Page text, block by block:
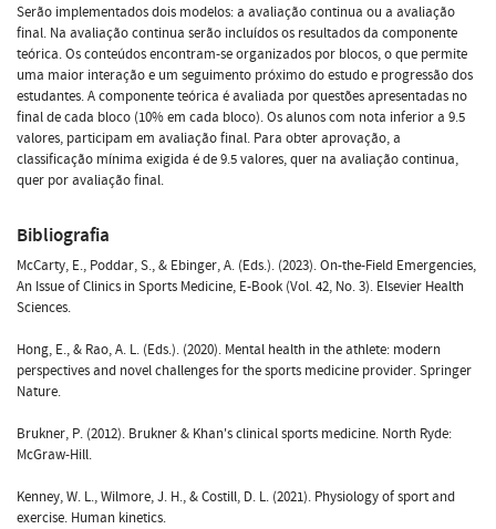
Serão implementados dois modelos: a avaliação continua ou a avaliação
final. Na avaliação continua serão incluídos os resultados da componente
teórica. Os conteúdos encontram-se organizados por blocos, o que permite
uma maior interação e um seguimento próximo do estudo e progressão dos
estudantes. A componente teórica é avaliada por questões apresentadas no
final de cada bloco (10% em cada bloco). Os alunos com nota inferior a 9.5
valores, participam em avaliação final. Para obter aprovação, a
classificação mínima exigida é de 9.5 valores, quer na avaliação continua,
quer por avaliação final.
Bibliografia
McCarty, E., Poddar, S., & Ebinger, A. (Eds.). (2023). On-the-Field Emergencies,
An Issue of Clinics in Sports Medicine, E-Book (Vol. 42, No. 3). Elsevier Health
Sciences.
Hong, E., & Rao, A. L. (Eds.). (2020). Mental health in the athlete: modern
perspectives and novel challenges for the sports medicine provider. Springer
Nature.
Brukner, P. (2012). Brukner & Khan's clinical sports medicine. North Ryde:
McGraw-Hill.
Kenney, W. L., Wilmore, J. H., & Costill, D. L. (2021). Physiology of sport and
exercise. Human kinetics.